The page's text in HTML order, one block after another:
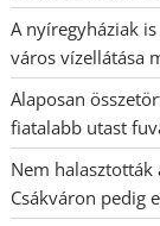
A nyíregyháziak
város vízellátása
Alaposan
fiatalabb utast
Nem halasztották
Csákváron pedig